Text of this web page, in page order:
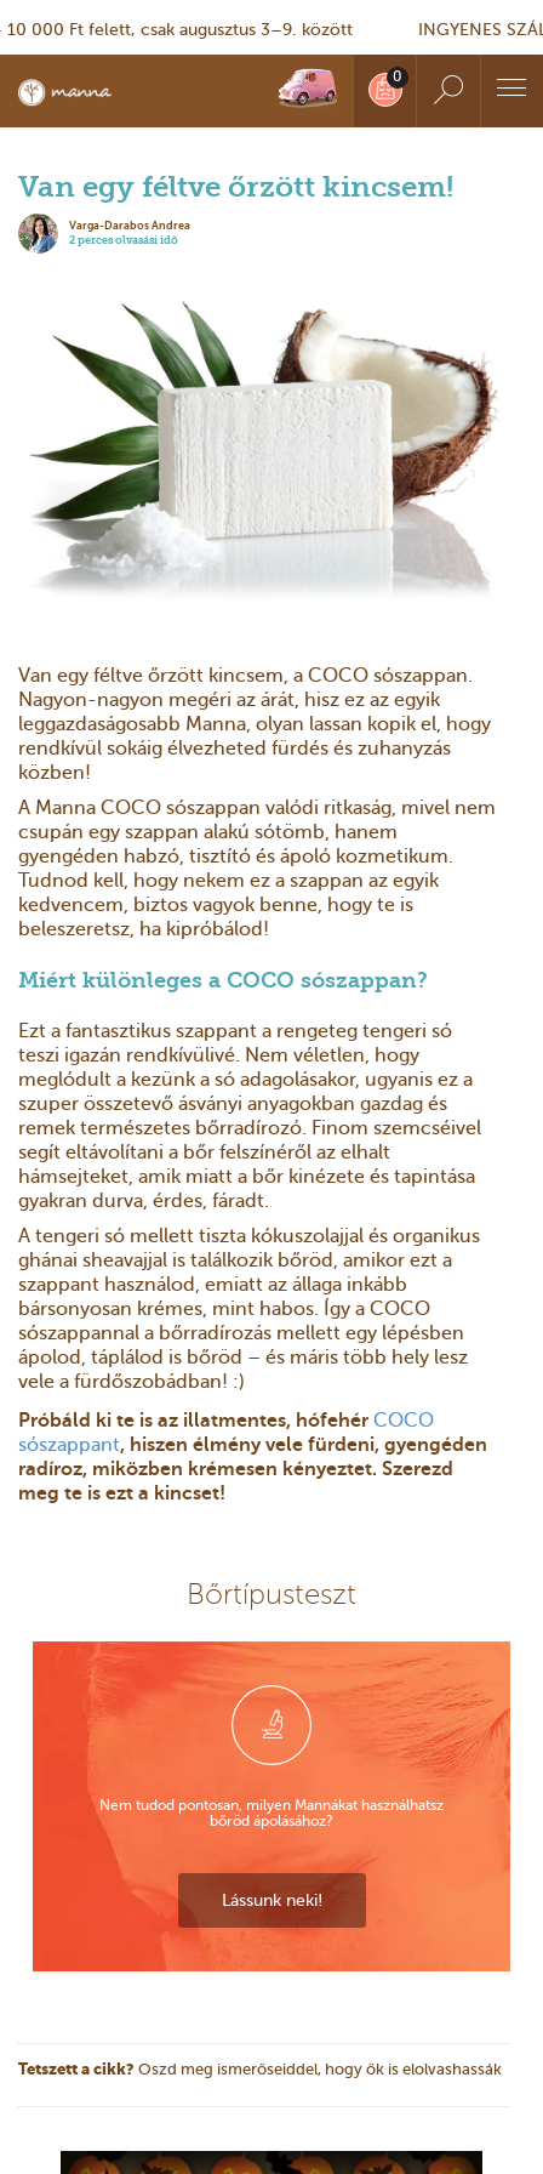
000 Ft felett, csak augusztus 3–9. között INGYENES
Van egy féltve őrzött kincsem!
Varga-Darabos Andrea
2 perces olvasási idő
Van egy féltve őrzött kincsem, a COCO sószappan.
Nagyon-nagyon megéri az árát, hisz ez az egyik
leggazdaságosabb Manna, olyan lassan kopik el, hogy
rendkívül sokáig élvezheted fürdés és zuhanyzás
közben!
A Manna COCO sószappan valódi ritkaság, mivel nem
csupán egy szappan alakú sótömb, hanem
gyengéden habzó, tisztító és ápoló kozmetikum.
Tudnod kell, hogy nekem ez a szappan az egyik
kedvencem, biztos vagyok benne, hogy te is
beleszeretsz, ha kipróbálod!
Miért különleges a COCO sószappan?
Ezt a fantasztikus szappant a rengeteg tengeri só
teszi igazán rendkívülivé. Nem véletlen, hogy
meglódult a kezünk a só adagolásakor, ugyanis ez a
szuper összetevő ásványi anyagokban gazdag és
remek természetes bőrradírozó. Finom szemcséivel
segít eltávolítani a bőr felszínéről az elhalt
hámsejteket, amik miatt a bőr kinézete és tapintása
gyakran durva, érdes, fáradt.
A tengeri só mellett tiszta kókuszolajjal és organikus
ghánai sheavajjal is találkozik bőröd, amikor ezt a
szappant használod, emiatt az állaga inkább
bársonyosan krémes, mint habos. Így a COCO
sószappannal a bőrradírozás mellett egy lépésben
ápolod, táplálod is bőröd – és máris több hely lesz
vele a fürdőszobádban! :)
Próbáld ki te is az illatmentes, hófehér COCO
sószappant, hiszen élmény vele fürdeni, gyengéden
radíroz, miközben krémesen kényeztet. Szerezd
meg te is ezt a kincset!
Bőrtípusteszt
Nem tudod pontosan, milyen Mannákat használhatsz
bőröd ápolásához?
Lássunk neki!
Tetszett a cikk? Oszd meg ismerőseiddel, hogy ők is elolvashassák